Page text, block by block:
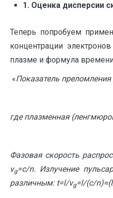
1. Оценка дисперсии
Теперь попробуем
концентрации
плазме и формула
«Показатель
где плазменная
Фазовая скорость
vg=c/n. Излучение
различным: t=l/vg=l/(c/n)≈(l